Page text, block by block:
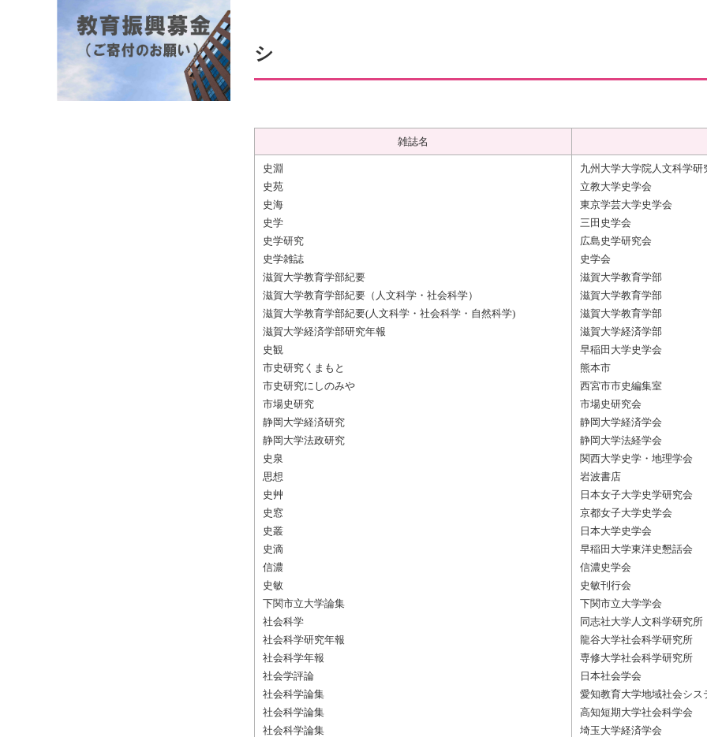
シ
雑誌名
史淵
史苑
史海
史学
史学研究
史学雑誌
滋賀大学教育学部紀要
滋賀大学教育学部紀要（人文科学・社会科学）
滋賀大学教育学部紀要(人文科学・社会科学・自然科学)
滋賀大学経済学部研究年報
史観
市史研究くまもと
市史研究にしのみや
市場史研究
静岡大学経済研究
静岡大学法政研究
史泉
思想
史艸
史窓
史叢
史滴
信濃
史敏
下関市立大学論集
社会科学
社会科学研究年報
社会科学年報
社会学評論
社会科学論集
社会科学論集
社会科学論集
九州大学大学院人文科学研
立教大学史学会
東京学芸大学史学会
三田史学会
広島史学研究会
史学会
滋賀大学教育学部
滋賀大学教育学部
滋賀大学教育学部
滋賀大学経済学部
早稲田大学史学会
熊本市
西宮市市史編集室
市場史研究会
静岡大学経済学会
静岡大学法経学会
関西大学史学・地理学会
岩波書店
日本女子大学史学研究会
京都女子大学史学会
日本大学史学会
早稲田大学東洋史懇話会
信濃史学会
史敏刊行会
下関市立大学学会
同志社大学人文科学研究所
龍谷大学社会科学研究所
専修大学社会科学研究所
日本社会学会
愛知教育大学地域社会シス
高知短期大学社会科学会
埼玉大学経済学会